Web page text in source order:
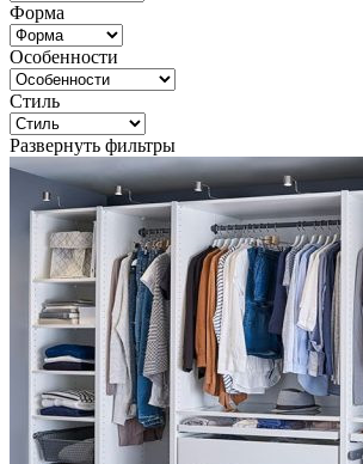
Форма
Особенности
Стиль
Развернуть фильтры